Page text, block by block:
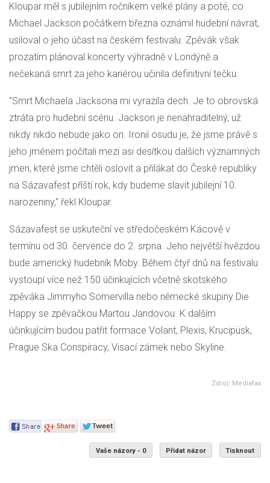
Kloupar měl s jubilejním ročníkem velké plány a poté, co
Michael Jackson počátkem března oznámil hudební návrat,
usiloval o jeho účast na českém festivalu. Zpěvák však
prozatím plánoval koncerty výhradně v Londýně a
nečekaná smrt za jeho kariérou učinila definitivní tečku.
"Smrt Michaela Jacksona mi vyrazila dech. Je to obrovská
ztráta pro hudební scénu. Jackson je nenahraditelný, už
nikdy nikdo nebude jako on. Ironií osudu je, že jsme právě s
jeho jménem počítali mezi asi desítkou dalších významných
jmen, které jsme chtěli oslovit a přilákat do České republiky
na Sázavafest příští rok, kdy budeme slavit jubilejní 10.
narozeniny," řekl Kloupar.
Sázavafest se uskuteční ve středočeském Kácově v
termínu od 30. července do 2. srpna. Jeho největší hvězdou
bude americký hudebník Moby. Během čtyř dnů na festivalu
vystoupí více než 150 účinkujících včetně skotského
zpěváka Jimmyho Somervilla nebo německé skupiny Die
Happy se zpěvačkou Martou Jandovou. K dalším
účinkujícím budou patřit formace Volant, Plexis, Krucipüsk,
Prague Ska Conspiracy, Visací zámek nebo Skyline.
Zdroj: Mediafax
Vaše názory - 0 Přidat názor Tisknout